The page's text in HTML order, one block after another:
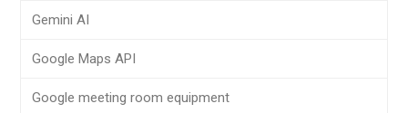
Gemini AI
Google Maps API
Google meeting room equipment